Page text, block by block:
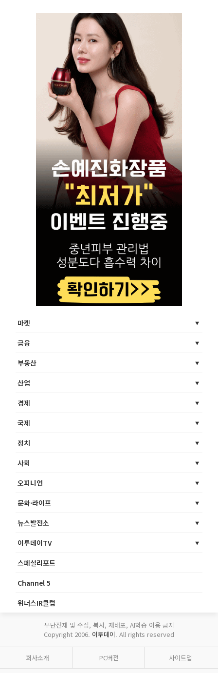
마켓
금융
부동산
산업
경제
국제
정치
사회
오피니언
문화·라이프
뉴스발전소
이투데이TV
스페셜리포트
Channel 5
위너스IR클럽
무단전재 및 수집, 복사, 재배포, AI학습 이용 금지
Copyright 2006. 이투데이. All rights reserved
회사소개 PC버전 사이트맵